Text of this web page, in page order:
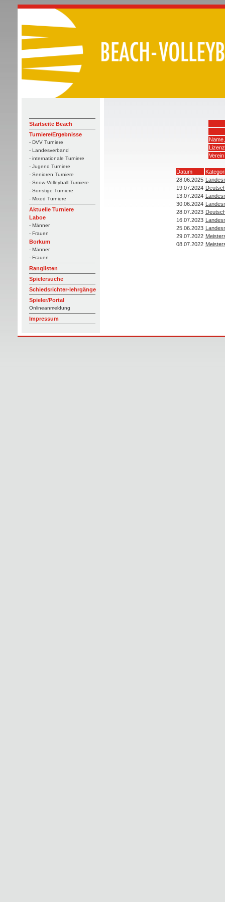
Startseite Beach
Turniere/Ergebnisse
- DVV Turniere
- Landesverband
- internationale Turniere
- Jugend Turniere
- Senioren Turniere
- Snow-Volleyball Turniere
- Sonstige Turniere
- Mixed Turniere
Aktuelle Turniere
Laboe
- Männer
- Frauen
Borkum
- Männer
- Frauen
Ranglisten
Spielersuche
Schiedsrichter-lehrgänge
Spieler/Portal
Onlineanmeldung
Impressum
Verein
Datum
28.06.2025
19.07.2024
13.07.2024
30.06.2024
28.07.2023
16.07.2023
25.06.2023
29.07.2022
08.07.2022